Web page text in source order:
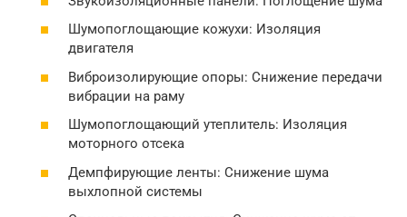
Шумопоглощающие кожухи: Изоляция
двигателя
Виброизолирующие опоры: Снижение передачи
вибрации на раму
Шумопоглощающий утеплитель: Изоляция
моторного отсека
Демпфирующие ленты: Снижение шума
выхлопной системы